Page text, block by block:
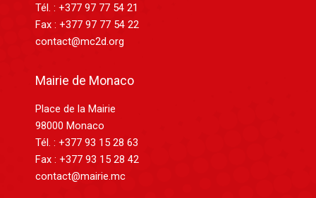
Tél. : +377 97 77 54 21
Fax : +377 97 77 54 22
contact@mc2d.org
Mairie de Monaco
Place de la Mairie
98000 Monaco
Tél. : +377 93 15 28 63
Fax : +377 93 15 28 42
contact@mairie.mc